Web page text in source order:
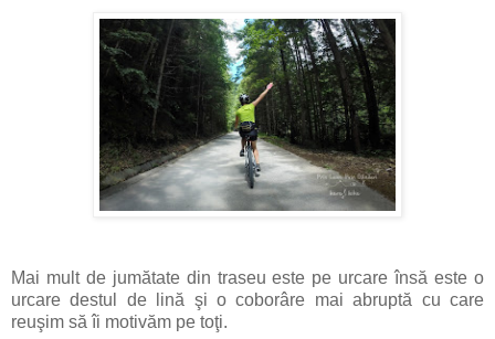
Mai mult de jumătate din traseu este pe urcare însă este o
urcare destul de lină şi o coborâre mai abruptă cu care
reuşim să îi motivăm pe toţi.